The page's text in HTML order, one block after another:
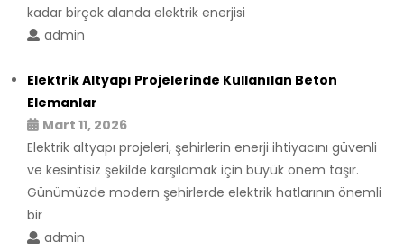
kadar birçok alanda elektrik enerjisi
admin
Elektrik Altyapı Projelerinde Kullanılan Beton
Elemanlar
Mart 11, 2026
Elektrik altyapı projeleri, şehirlerin enerji ihtiyacını güvenli
ve kesintisiz şekilde karşılamak için büyük önem taşır.
Günümüzde modern şehirlerde elektrik hatlarının önemli
bir
admin